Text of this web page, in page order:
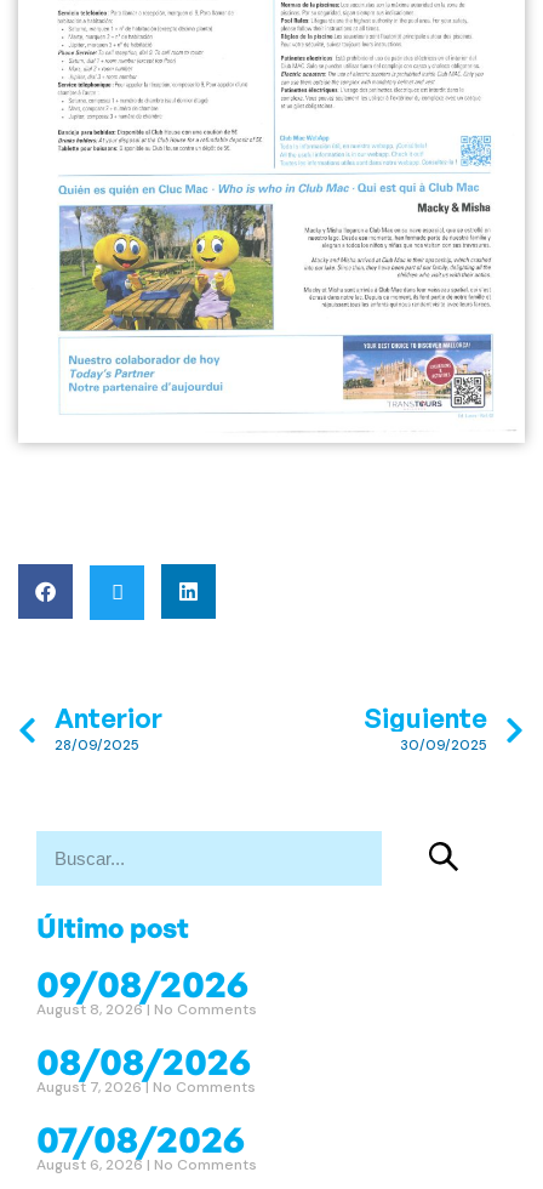
Anterior
28/09/2025
Siguiente
30/09/2025
Último post
09/08/2026
August 8, 2026 No Comments
08/08/2026
August 7, 2026 No Comments
07/08/2026
August 6, 2026 No Comments